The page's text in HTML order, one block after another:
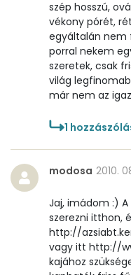
szép hosszú,
vékony pórét,
egyáltalán nem
porral nekem
szeretek, csak
világ
már nem az
1
modosa 2010.
Jaj, imádom :)
szerezni itthon,
http://
vagy itt http://
kajához